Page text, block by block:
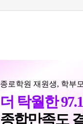
종로학원 재원생, 학부
더 탁월한
종합만족도